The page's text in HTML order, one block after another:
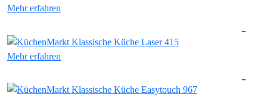
Mehr erfahren
Mehr erfahren